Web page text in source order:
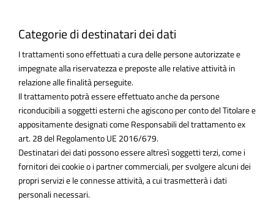
Categorie di destinatari dei dati
I trattamenti sono effettuati a cura delle persone autorizzate e
impegnate alla riservatezza e preposte alle relative attività in
relazione alle finalità perseguite.
Il trattamento potrà essere effettuato anche da persone
riconducibili a soggetti esterni che agiscono per conto del Titolare e
appositamente designati come Responsabili del trattamento ex
art. 28 del Regolamento UE 2016/679.
Destinatari dei dati possono essere altresì soggetti terzi, come i
fornitori dei cookie o i partner commerciali, per svolgere alcuni dei
propri servizi e le connesse attività, a cui trasmetterà i dati
personali necessari.